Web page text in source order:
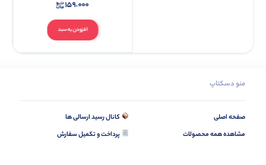
افزودن به سبد
159.000
منو دسکتاپ
صفحه اصلی
مشاهده همه محصولات
کانال رسید ارسالی ها
پرداخت و تکمیل سفارش